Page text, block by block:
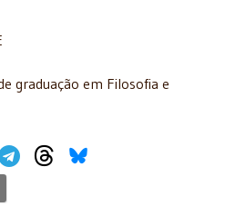
graduação em Filosofia e
Media
virtual de premiação de juristas de
Foram empossados seis novos